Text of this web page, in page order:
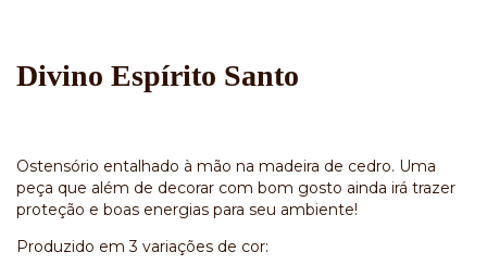
Divino Espírito Santo
Ostensório entalhado à mão na madeira de cedro. Uma
peça que além de decorar com bom gosto ainda irá trazer
proteção e boas energias para seu ambiente!
Produzido em 3 variações de cor: